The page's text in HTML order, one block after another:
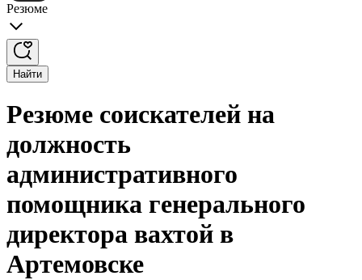
Резюме
Найти
Резюме соискателей на
должность
административного
помощника генерального
директора вахтой в
Артемовске